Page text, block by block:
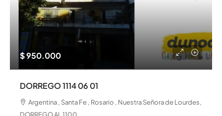
$ 950.000
DORREGO 1114 06 01
Argentina , Santa Fe , Rosario , Nuestra Señora de Lourdes,